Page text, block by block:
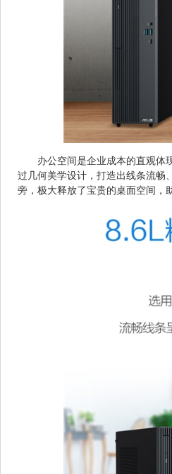
办公空间是企业成本的直观体
过几何美学设计，打造出线条流畅
旁，极大释放了宝贵的桌面空间，